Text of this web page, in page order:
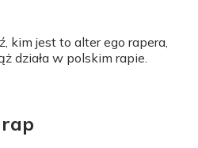
kim jest to alter ego rapera,
działa w polskim rapie.